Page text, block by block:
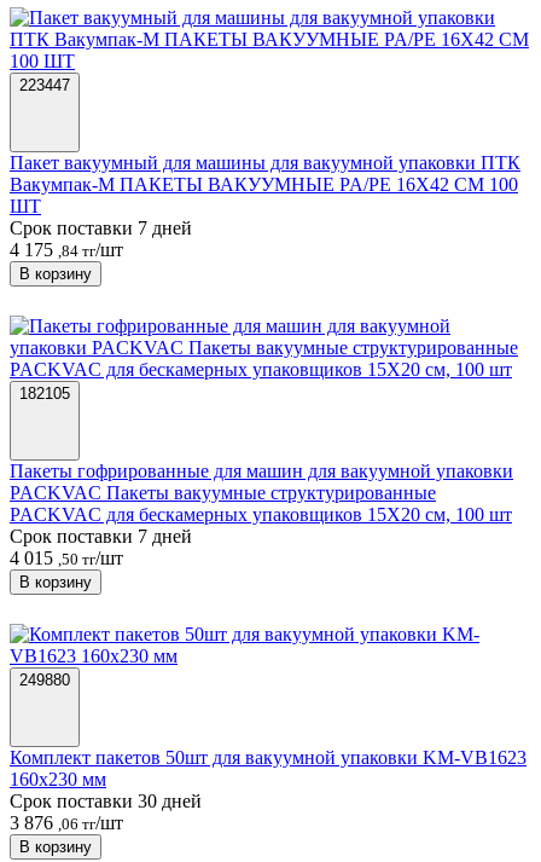
223447
Пакет вакуумный для машины для вакуумной упаковки ПТК
Вакумпак-М ПАКЕТЫ ВАКУУМНЫЕ PA/PE 16Х42 СМ 100
ШТ
Срок поставки 7 дней
4 175 ,84 тг/шт
В корзину
182105
Пакеты гофрированные для машин для вакуумной упаковки
PACKVAC Пакеты вакуумные структурированные
PACKVAC для бескамерных упаковщиков 15X20 см, 100 шт
Срок поставки 7 дней
4 015 ,50 тг/шт
В корзину
249880
Комплект пакетов 50шт для вакуумной упаковки KM-VB1623
160х230 мм
Срок поставки 30 дней
3 876 ,06 тг/шт
В корзину